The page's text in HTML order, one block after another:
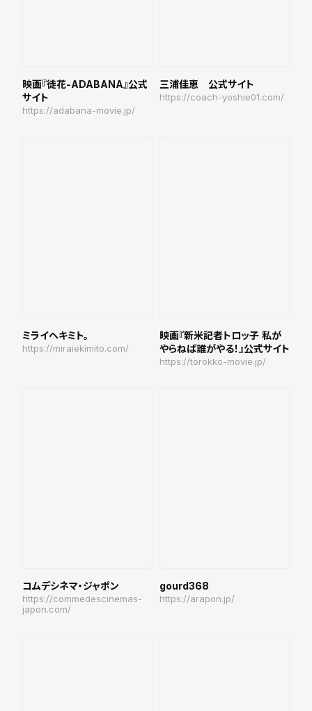
映画『徒花-ADABANA』公式
サイト
https://adabana-movie.jp/
三浦佳恵 公式サイト
https://coach-yoshie01.com/
ミライヘキミト。
https://miraiekimito.com/
映画『新米記者トロッ子 私が
やらねば誰がやる！』公式サイト
https://torokko-movie.jp/
コムデシネマ・ジャポン
https://commedescinemas-
japon.com/
gourd368
https://arapon.jp/